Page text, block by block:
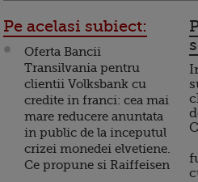
Pe acelasi subiect:
Oferta Bancii
Transilvania pentru
clientii Volksbank cu
credite in franci: cea mai
mare reducere anuntata
in public de la inceputul
crizei monedei elvetiene.
Ce propune si Raiffeisen